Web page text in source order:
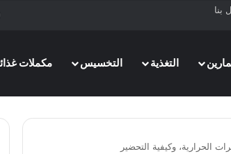
بنا
التغذية التخسيس مكملات
الحرارية، وكيفية التحضير